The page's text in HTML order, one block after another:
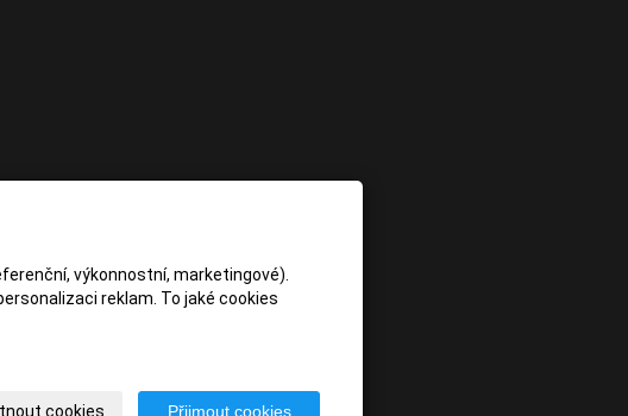
výkonnostní, marketingové).
reklam. To jaké cookies
cookies Přijmout cookies